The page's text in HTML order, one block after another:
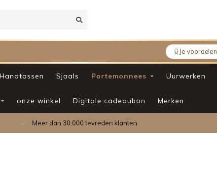
Je voordelen
Handtassen Sjaals Portemonnees Uurwerken
onze winkel Digitale cadeaubon Merken
betrouwbaarheid